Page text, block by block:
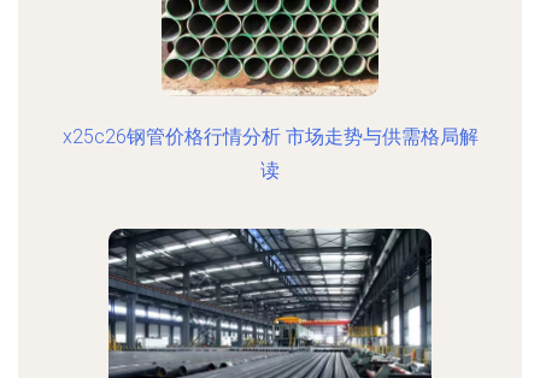
x25c26钢管价格行情分析 市场走势与供需格局解
读